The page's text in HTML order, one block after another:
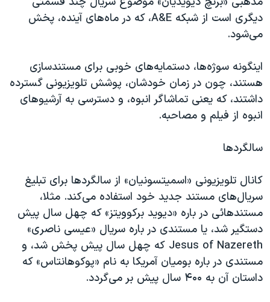
دیگری است از شبکه A&E، که در ماه‌های آینده، پخش
می‌شود.
اینگونه سوژه‌ها، دستمایه‌های خوبی برای مستندسازی
هستند، چون در زمان خودشان، پوشش تلویزیونی گسترده
داشتند، که یعنی تماشاگر انبوه، و دسترسی به آرشیو‌های
انبوه از فیلم و مصاحبه.
سالگردها
کانال تلویزیونی «اسمیتسونیان» از سالگردها برای تبلیغ
سریال‌های مستند جدید خود استفاده می‌کند. مثلا،
مستندهائی در باره «دیوید برکوویتز» که چهل سال پیش
دستگیر شد، یا مستندی در باره سریال «عیسی ناصری»
Jesus of Nazereth که چهل سال پیش پخش شد، و
مستندی در باره بومیان آمریکا به نام «پوکوهانتاس» که
داستان آن به ۴۰۰ سال پیش بر می‌گردد.